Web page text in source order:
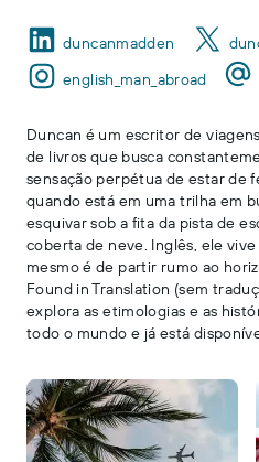
duncanmadden
english_man_abroad
Duncan é um escritor de
de livros que busca
sensação perpétua de estar de
quando está em uma trilha em
esquivar sob a fita da pista de
coberta de neve. Inglês, ele
mesmo é de partir rumo ao
Found in Translation (sem
explora as etimologias e as
todo o mundo e já está